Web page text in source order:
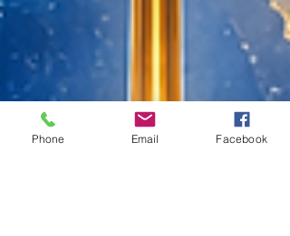
Phone Email Facebook